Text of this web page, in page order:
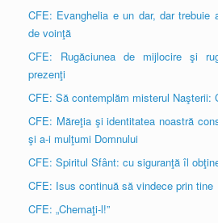
CFE: Evanghelia e un dar, dar trebuie
de voinţă
CFE: Rugăciunea de mijlocire şi
prezenţi
CFE: Să contemplăm misterul Naşterii:
CFE: Măreţia şi identitatea noastră
şi a-i mulţumi Domnului
CFE: Spiritul Sfânt: cu siguranţă îl
CFE: Isus continuă să vindece prin tine
CFE: „Chemaţi-l!”